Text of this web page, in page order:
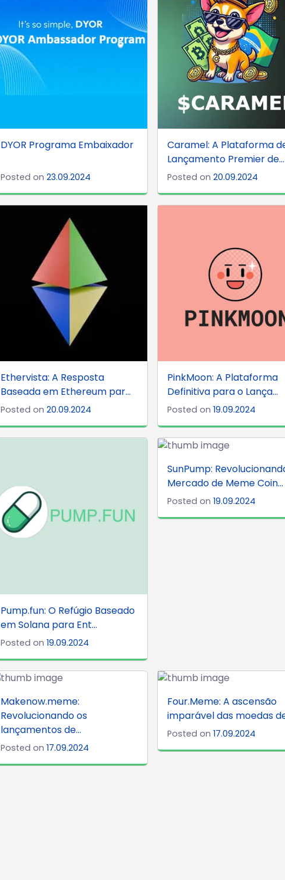
DYOR Programa Embaixador
Posted on23.09.2024
Caramel: A Plataforma
Lançamento Premier de...
Posted on 20.09.2024
Ethervista: A Resposta
Baseada em Ethereum par...
Posted on20.09.2024
PinkMoon: A Plataforma
Definitiva para o Lança...
Posted on 19.09.2024
Pump.fun: O Refúgio Baseado
em Solana para Ent...
Posted on19.09.2024
SunPump:
Mercado de Meme Coin...
Posted on 19.09.2024
Makenow.meme:
Revolucionando os
lançamentos de...
Posted on17.09.2024
Four.Meme: A ascensão
imparável das moedas
Posted on 17.09.2024